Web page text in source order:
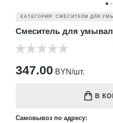
КАТЕГОРИЯ: СМЕСИТЕЛИ ДЛЯ
Смеситель для
347.00 BYN/шт.
В
Самовывоз по адресу: